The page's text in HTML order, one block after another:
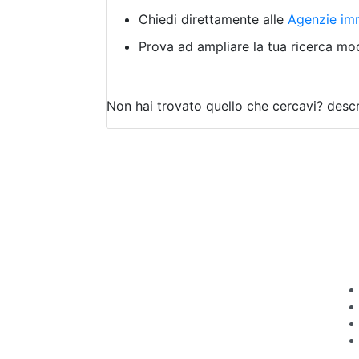
Chiedi direttamente alle Agenzie
Prova ad ampliare la tua ricerca
Non hai trovato quello che cercavi?